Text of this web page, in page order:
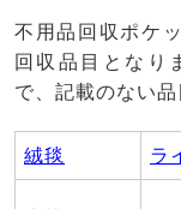
不用品回収ポケ
回収品目となり
で、記載のない
絨毯 ラ